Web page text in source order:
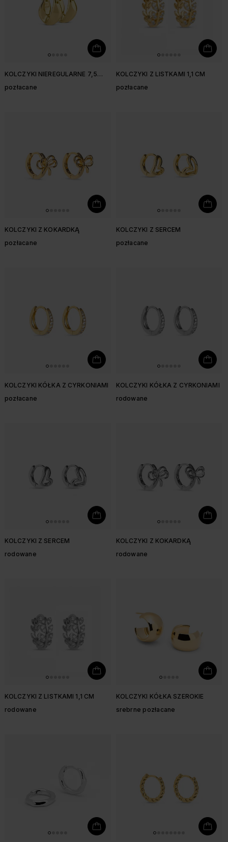
KOLCZYKI NIEREGULARNE 7,5
pozłacane
KOLCZYKI Z LISTKAMI 1,1 CM
pozłacane
KOLCZYKI Z KOKARDKĄ
pozłacane
KOLCZYKI Z SERCEM
pozłacane
KOLCZYKI KÓŁKA Z CYRKONIAMI
pozłacane
KOLCZYKI KÓŁKA Z CYRKONIAMI
rodowane
KOLCZYKI Z SERCEM
rodowane
KOLCZYKI Z KOKARDKĄ
rodowane
KOLCZYKI Z LISTKAMI 1,1 CM
rodowane
KOLCZYKI KÓŁKA SZEROKIE
srebrne pozłacane